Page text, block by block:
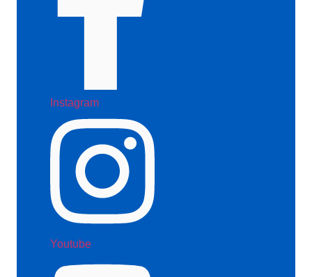
Instagram
Youtube